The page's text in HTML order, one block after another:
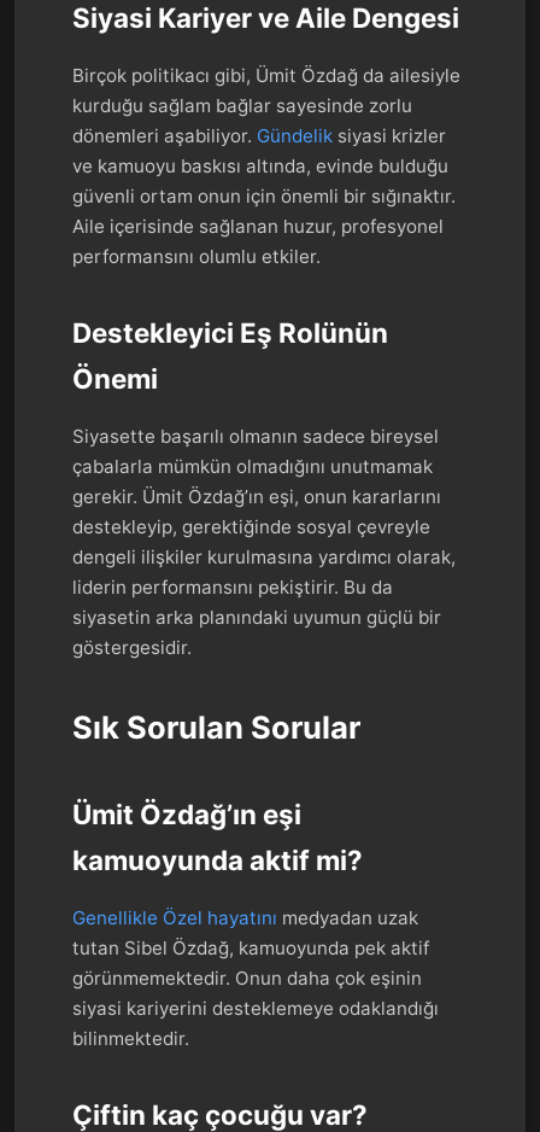
Siyasi Kariyer ve Aile Dengesi
Birçok politikacı gibi, Ümit Özdağ da ailesiyle
kurduğu sağlam bağlar sayesinde zorlu
dönemleri aşabiliyor. Gündelik siyasi krizler
ve kamuoyu baskısı altında, evinde bulduğu
güvenli ortam onun için önemli bir sığınaktır.
Aile içerisinde sağlanan huzur, profesyonel
performansını olumlu etkiler.
Destekleyici Eş Rolünün
Önemi
Siyasette başarılı olmanın sadece bireysel
çabalarla mümkün olmadığını unutmamak
gerekir. Ümit Özdağ’ın eşi, onun kararlarını
destekleyip, gerektiğinde sosyal çevreyle
dengeli ilişkiler kurulmasına yardımcı olarak,
liderin performansını pekiştirir. Bu da
siyasetin arka planındaki uyumun güçlü bir
göstergesidir.
Sık Sorulan Sorular
Ümit Özdağ’ın eşi
kamuoyunda aktif mi?
Genellikle Özel hayatını medyadan uzak
tutan Sibel Özdağ, kamuoyunda pek aktif
görünmemektedir. Onun daha çok eşinin
siyasi kariyerini desteklemeye odaklandığı
bilinmektedir.
Çiftin kaç çocuğu var?